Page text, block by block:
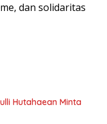
dan solidaritas
Hutahaean Minta